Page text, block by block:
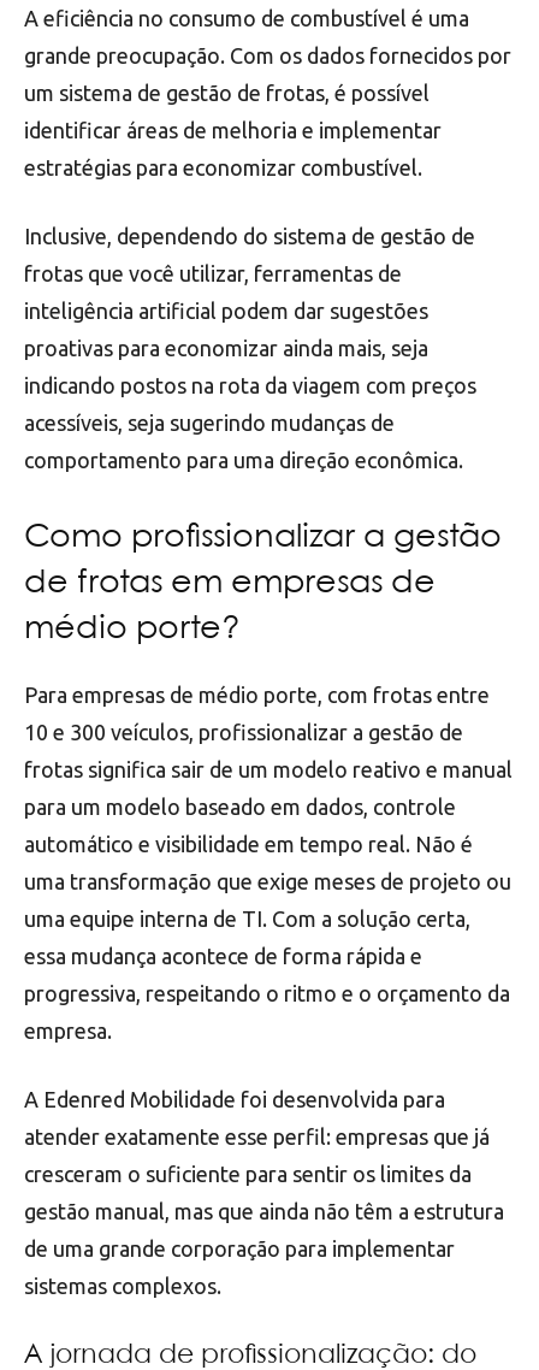
A eficiência no consumo de combustível é uma
grande preocupação. Com os dados fornecidos por
um sistema de gestão de frotas, é possível
identificar áreas de melhoria e implementar
estratégias para economizar combustível.
Inclusive, dependendo do sistema de gestão de
frotas que você utilizar, ferramentas de
inteligência artificial podem dar sugestões
proativas para economizar ainda mais, seja
indicando postos na rota da viagem com preços
acessíveis, seja sugerindo mudanças de
comportamento para uma direção econômica.
Como profissionalizar a gestão
de frotas em empresas de
médio porte?
Para empresas de médio porte, com frotas entre
10 e 300 veículos, profissionalizar a gestão de
frotas significa sair de um modelo reativo e manual
para um modelo baseado em dados, controle
automático e visibilidade em tempo real. Não é
uma transformação que exige meses de projeto ou
uma equipe interna de TI. Com a solução certa,
essa mudança acontece de forma rápida e
progressiva, respeitando o ritmo e o orçamento da
empresa.
A Edenred Mobilidade foi desenvolvida para
atender exatamente esse perfil: empresas que já
cresceram o suficiente para sentir os limites da
gestão manual, mas que ainda não têm a estrutura
de uma grande corporação para implementar
sistemas complexos.
A jornada de profissionalização: do